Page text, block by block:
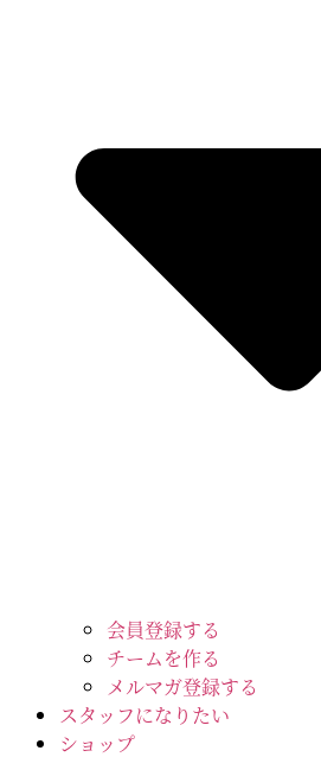
会員登録する
チームを作る
メルマガ登録する
スタッフになりたい
ショップ